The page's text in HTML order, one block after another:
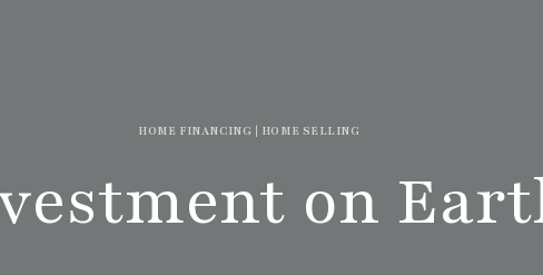
HOME FINANCING HOME SELLING
on